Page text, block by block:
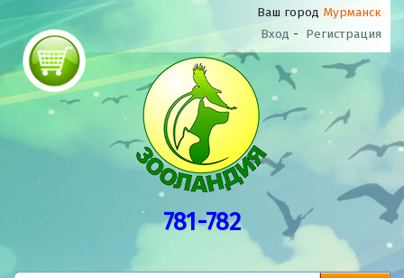
Ваш город Мурманск
Вход - Регистрация
781-782